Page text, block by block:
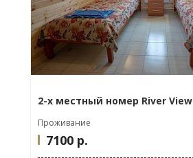
2-х местный номер River View
Проживание
7100 р.